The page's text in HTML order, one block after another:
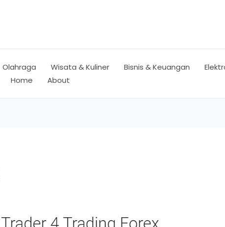
Olahraga Wisata & Kuliner Bisnis & Keuangan
Home About